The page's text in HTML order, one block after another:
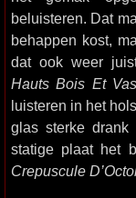
beluisteren. Dat
behappen kost,
dat ook weer
Hauts Bois Et
luisteren in het
glas sterke drank
statige plaat het
Crepuscule